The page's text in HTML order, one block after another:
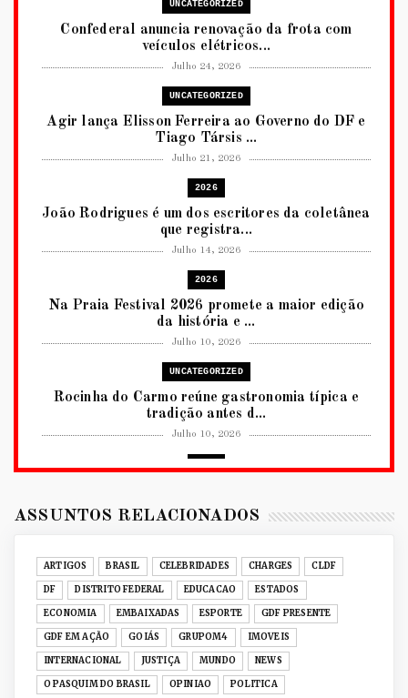
UNCATEGORIZED
Confederal anuncia renovação da frota com
veículos elétricos...
Julho 24, 2026
UNCATEGORIZED
Agir lança Elisson Ferreira ao Governo do DF e
Tiago Társis ...
Julho 21, 2026
2026
João Rodrigues é um dos escritores da coletânea
que registra...
Julho 14, 2026
2026
Na Praia Festival 2026 promete a maior edição
da história e ...
Julho 10, 2026
UNCATEGORIZED
Rocinha do Carmo reúne gastronomia típica e
tradição antes d...
Julho 10, 2026
BRASÍLIA COM CULTURA, DIPLOM...
UNCATEGORIZED
Senac-DF leva oficinas gastronômicas à 33ª
Expochê com recei...
Junho 15, 2026
ACERVO DIGITAL
Acervo histórico de O Pasquim ganha novas
edições digitais e...
ASSUNTOS RELACIONADOS
ARTIGOS BRASIL CELEBRIDADES CHARGES CLDF
DF DISTRITO FEDERAL EDUCACAO ESTADOS
ECONOMIA EMBAIXADAS ESPORTE GDF PRESENTE
GDF EM AÇÃO GOIÁS GRUPOM4 IMOVEIS
INTERNACIONAL JUSTIÇA MUNDO NEWS
O PASQUIM DO BRASIL OPINIAO POLITICA